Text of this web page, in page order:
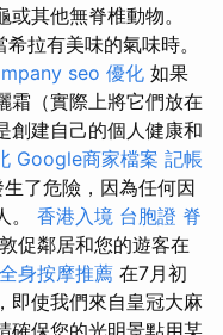
其他無脊椎動物。
拉有美味的氣味時。
seo 優化 如果
霜（實際上將它們放在
創建自己的個人健康和
Google商家檔案 記帳
了危險，因為任何因
。 香港入境 台胞證 脊
促鄰居和您的遊客在
身按摩推薦 在7月初
即使我們來自皇冠大麻
確保您的光明景點用某